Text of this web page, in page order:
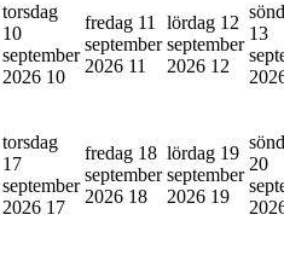
torsdag
10
september
2026 10
fredag 11
september
2026 11
lördag 12
september
2026 12
13
torsdag
17
september
2026 17
fredag 18
september
2026 18
lördag 19
september
2026 19
20